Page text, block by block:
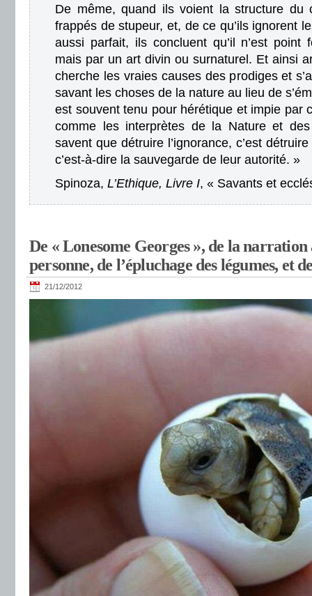
De même, quand ils voient la structure du
frappés de stupeur, et, de ce qu’ils ignorent
aussi parfait, ils concluent qu’il n’est point
mais par un art divin ou surnaturel. Et ainsi
cherche les vraies causes des prodiges et
savant les choses de la nature au lieu de
est souvent tenu pour hérétique et impie par
comme les interprètes de la Nature et des
savent que détruire l’ignorance, c’est
c’est-à-dire la sauvegarde de leur autorité. »
Spinoza, L’Ethique, Livre I, « Savants et
De « Lonesome Georges », de la
personne, de l’épluchage des légumes, et
21/12/2012